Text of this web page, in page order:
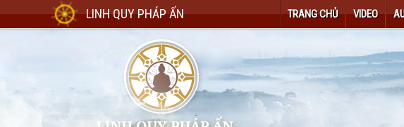
LINH QUY PHÁP ẤN TRANG CHỦ VIDEO